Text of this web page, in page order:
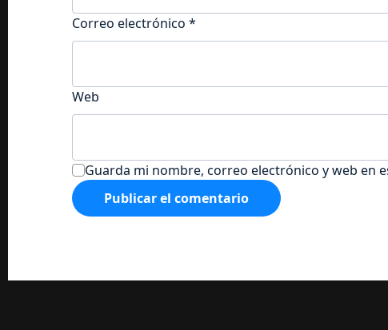
Correo electrónico *
Web
Guarda mi nombre, correo electrónico y web en